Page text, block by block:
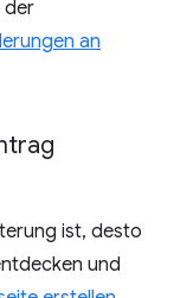
der
an
ist, desto
und